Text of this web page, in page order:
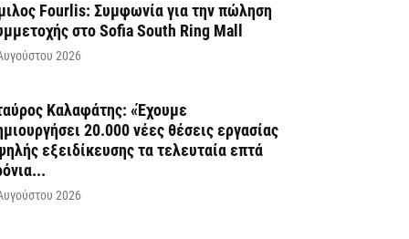
Fourlis: Συμφωνία για την πώληση
στο Sofia South Ring Mall
2026
Καλαφάτης: «Έχουμε
20.000 νέες θέσεις εργασίας
εξειδίκευσης τα τελευταία επτά
2026